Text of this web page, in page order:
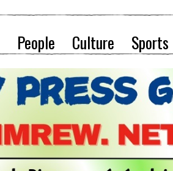
People Culture Sports